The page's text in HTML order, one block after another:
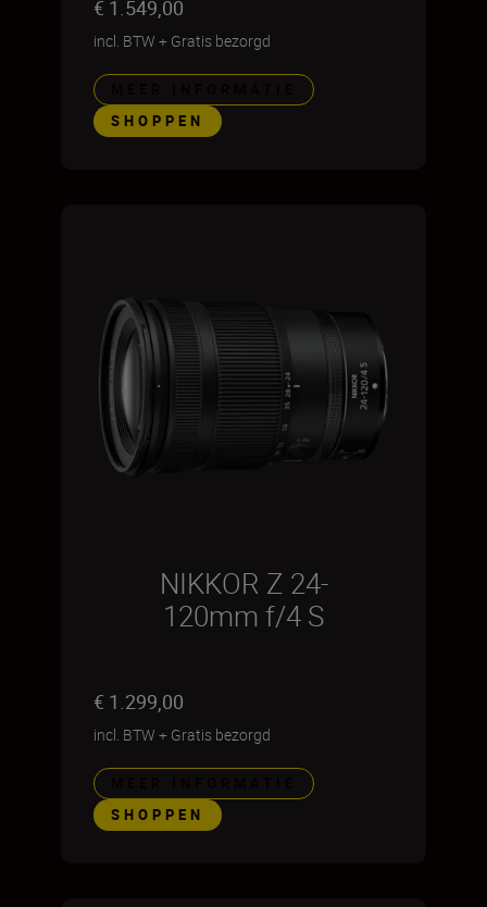
€ 1.549,00
incl. BTW + Gratis bezorgd
SHOPPEN
NIKKOR Z 24-
120mm f/4 S
€ 1.299,00
incl. BTW + Gratis bezorgd
SHOPPEN